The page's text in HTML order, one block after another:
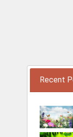
Recent